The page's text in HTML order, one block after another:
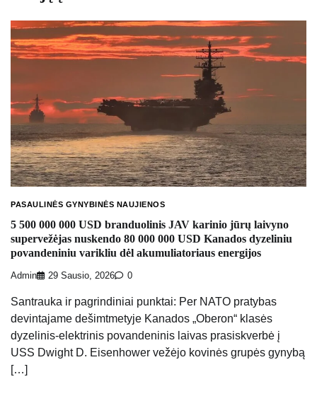
PASAULINĖS GYNYBINĖS NAUJIENOS
5 500 000 000 USD branduolinis JAV karinio jūrų laivyno
supervežėjas nuskendo 80 000 000 USD Kanados dyzeliniu
povandeniniu varikliu dėl akumuliatoriaus energijos
Admin 29 Sausio, 2026 0
Santrauka ir pagrindiniai punktai: Per NATO pratybas
devintajame dešimtmetyje Kanados „Oberon“ klasės
dyzelinis-elektrinis povandeninis laivas prasiskverbė į
USS Dwight D. Eisenhower vežėjo kovinės grupės gynybą
[…]